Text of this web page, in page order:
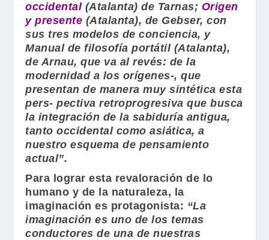
occidental(Atalanta) de Tarnas; Origen
y presente (Atalanta), de Gebser, con
sus tres modelos de conciencia, y
Manual de filosofía portátil (Atalanta),
de Arnau, que va al revés: de la
modernidad a los orígenes-, que
presentan de manera muy sintética esta
pers- pectiva retroprogresiva que busca
la integración de la sabiduría antigua,
tanto occidental como asiática, a
nuestro esquema de pensamiento
actual”.
Para lograr esta revaloración de lo
humano y de la naturaleza, la
imaginación es protagonista: “La
imaginación es uno de los temas
conductores de una de nuestras